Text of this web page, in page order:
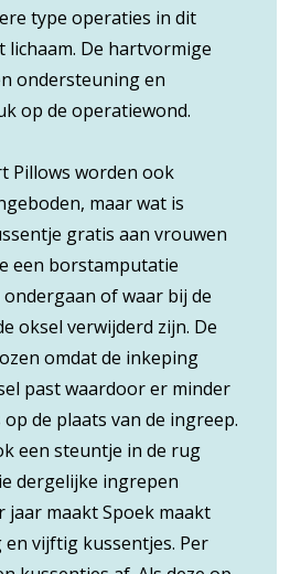
type operaties in dit
lichaam. De hartvormige
ondersteuning en
op de operatiewond.
Pillows worden ook
maar wat is
gratis aan vrouwen
een borstamputatie
of waar bij de
oksel verwijderd zijn. De
omdat de inkeping
past waardoor er minder
de plaats van de ingreep.
een steuntje in de rug
dergelijke ingrepen
jaar maakt Spoek maakt
vijftig kussentjes. Per